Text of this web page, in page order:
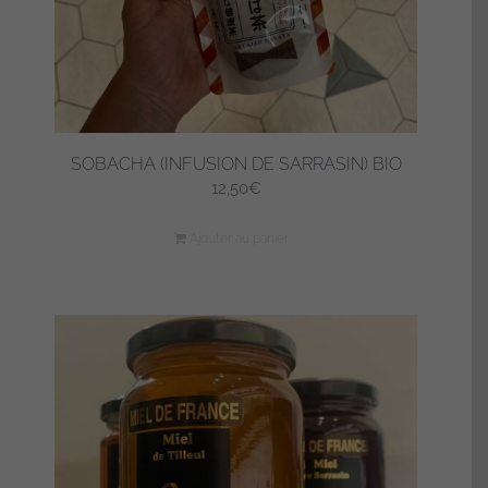
SOBACHA (INFUSION DE SARRASIN) BIO
12,50€